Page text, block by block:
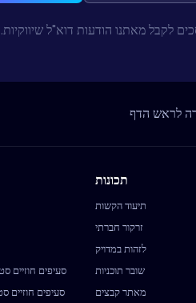
לקבל מאתנו הודעות דוא"ל שיווקיות.
לראש הדף
תכונות
תיעוד הקשות
זרקור חברתי
לזהות במדויק
שובר תוכניות
מאתר קבצים
סעיפים חוזיים
סעיפים חוזיים